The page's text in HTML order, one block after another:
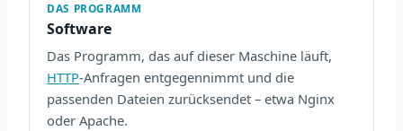
DAS PROGRAMM
Software
Das Programm, das auf dieser Maschine läuft,
HTTP-Anfragen entgegennimmt und die
passenden Dateien zurücksendet – etwa Nginx
oder Apache.